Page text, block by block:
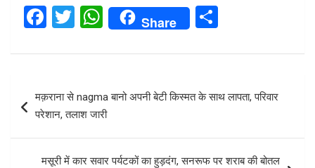
F
ce
o
k
T
tt
W
at
A
p
Share
ar
navigation
मक़राना से nagma बानो अपनी बेटी किस्मत के साथ लापता, परिवार
परेशान, तलाश जारी
मसूरी में कार सवार पर्यटकों का हुड़दंग, सनरूफ पर शराब की बोतल